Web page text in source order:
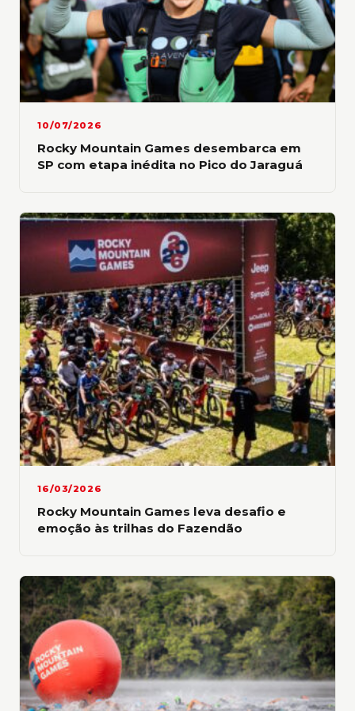
atividade na escola onde trabalhava e não
parou mais.
Além de testar sua habilidade nas
competições, ele pegou gosto em vencer
Depois do Caminho da Fé, Maikon planeja
parte do deserto Salar de Uyuni, ambos na
Bolívia.
“O maior desafio nas grandes distâncias é
que o monociclo tem eixo fixo, então eu não
paro de pedalar em nenhum momento”,
detalha o professor de Ribeirão Pires (SP).
“É diferente da bicicleta, que você consegue
descansar na descida. No monociclo a subida
cansa muito, mas a descida exige ainda mais
força para frear”, relata Maikon.
10/07/2026
Rocky Mountain Games desembarca em
SP com etapa inédita no Pico do Jaraguá
16/03/2026
Rocky Mountain Games leva desafio e
emoção às trilhas do Fazendão